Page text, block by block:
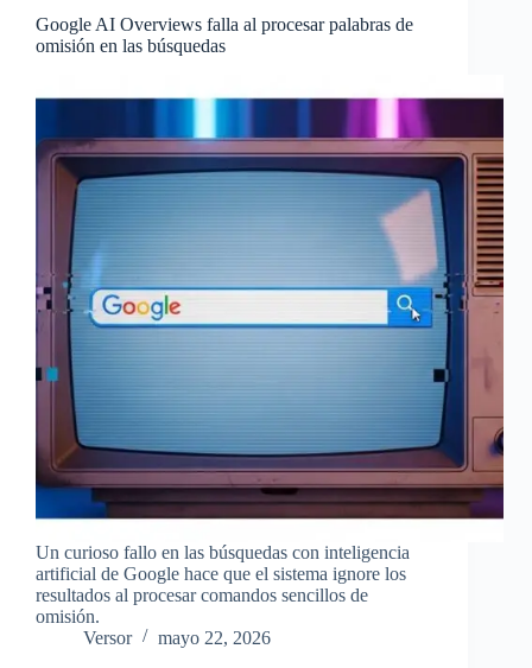
Google AI Overviews falla al procesar palabras de
omisión en las búsquedas
Un curioso fallo en las búsquedas con inteligencia
artificial de Google hace que el sistema ignore los
resultados al procesar comandos sencillos de
omisión.
Versor
mayo 22, 2026